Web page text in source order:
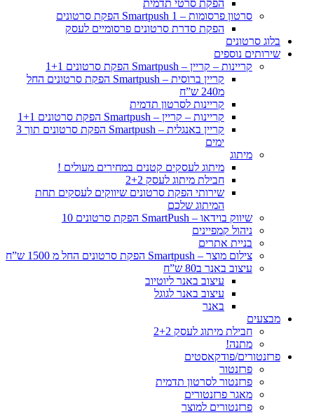
הפקת סרטי תדמית
סרטון פרסומות – Smartpush 1 הפקת סרטונים
הפקת סדרת סרטונים פרסומיים לעסק
בלוג סרטונים
שירותים נוספים
קריינות – קריין – Smartpush הפקת סרטונים 1+1
קריין ברוסית – Smartpush הפקת סרטונים החל
מ240 ש”ח
קריינות לסרטון תדמית
קריינות – קריין – Smartpush הפקת סרטונים 1+1
קריין באנגלית – Smartpush הפקת סרטונים תוך 3
ימים
מיתוג
מיתוג לעסקים קטנים במחירים מעולים !
חבילת מיתוג לעסק 2+2
שירותי הפקת סרטונים שיווקים לעסקים תחת
המיתוג שלכם
שיווק בוידאו – SmartPush הפקת סרטונים 10
ניהול קמפיינים
בניית אתרים
צילום מוצר – Smartpush הפקת סרטונים החל מ 1500 ש”ח
עיצוב באנר ב80 ש”ח
עיצוב באנר ליוטיוב
עיצוב באנר לגוגל
באנר
מבצעים
חבילת מיתוג לעסק 2+2
מתנה!
פרזנטורים/פודקאסטים
פרזנטור
פרזנטור לסרטון תדמית
מאגר פרזנטורים
פרזנטורים למוצר